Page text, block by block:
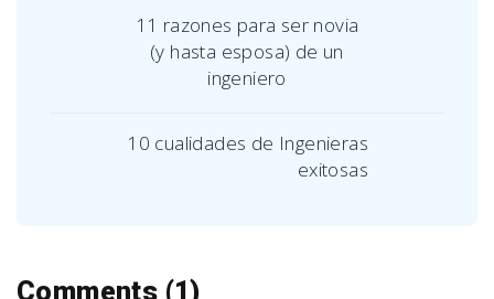
11 razones para ser novia
(y hasta esposa) de un
ingeniero
10 cualidades de Ingenieras
exitosas
Comments (1)